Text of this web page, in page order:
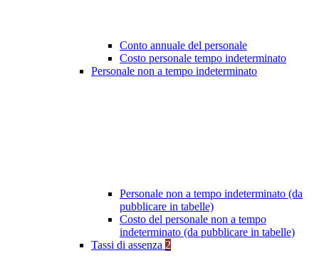
Conto annuale del personale
Costo personale tempo indeterminato
Personale non a tempo indeterminato
Personale non a tempo indeterminato (da
pubblicare in tabelle)
Costo del personale non a tempo
indeterminato (da pubblicare in tabelle)
Tassi di assenza 2